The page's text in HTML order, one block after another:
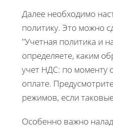
Далее необходимо
политику. Это можно
"Учетная политика и
определяете, каким
учет НДС: по моменту
оплате.
режимов, если
Особенно важно